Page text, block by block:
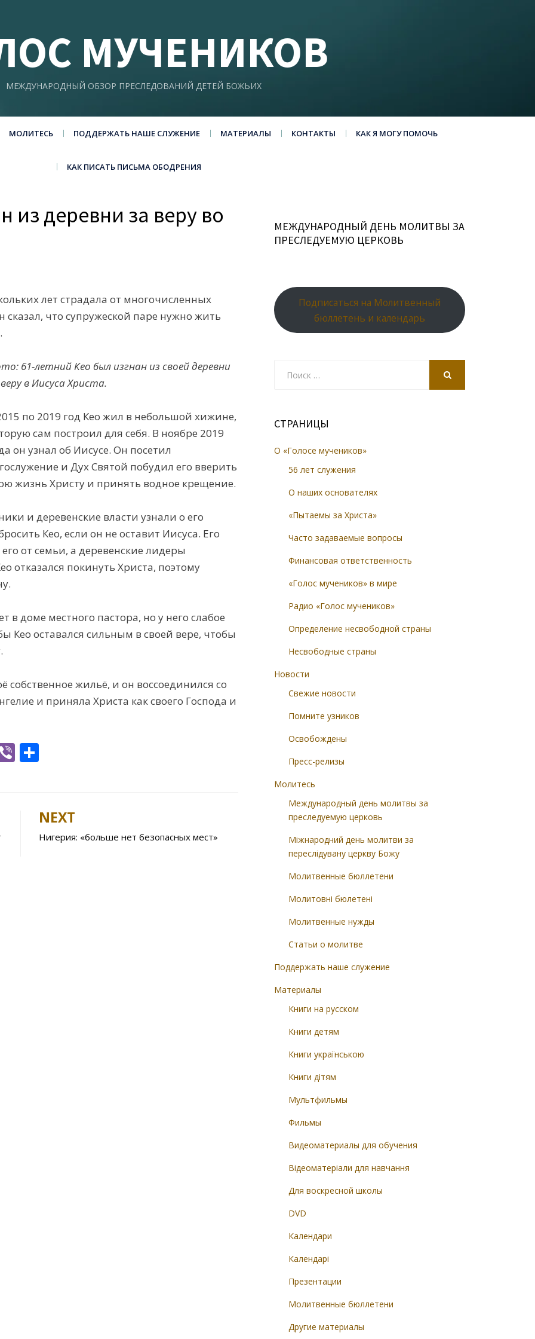
МУЧЕНИКОВ
МЕЖДУНАРОДНЫЙ ОБЗОР ПРЕСЛЕДОВАНИЙ ДЕТЕЙ БОЖЬИХ
МОЛИТЕСЬ ПОДДЕРЖАТЬ НАШЕ СЛУЖЕНИЕ МАТЕРИАЛЫ КОНТАКТЫ КАК Я МОГУ ПОМОЧЬ
КАК ПИСАТЬ ПИСЬМА ОБОДРЕНИЯ
из деревни за веру во
лет страдала от многочисленных
что супружеской паре нужно жить
61-летний Кео был изгнан из своей деревни
в Иисуса Христа.
по 2019 год Кео жил в небольшой хижине,
сам построил для себя. В ноябре 2019
он узнал об Иисусе. Он посетил
и Дух Святой побудил его вверить
жизнь Христу и принять водное крещение.
и деревенские власти узнали о его
Кео, если он не оставит Иисуса. Его
от семьи, а деревенские лидеры
отказался покинуть Христа, поэтому
доме местного пастора, но у него слабое
Кео оставался сильным в своей вере, чтобы
собственное жильё, и он воссоединился со
и приняла Христа как своего Господа и
Vi
e
NEXT
Нигерия: «больше нет безопасных мест»
МЕЖДУНАРОДНЫЙ ДЕНЬ МОЛИТВЫ ЗА
ПРЕСЛЕДУЕМУЮ ЦЕРКОВЬ
Подписаться на Молитвенный
бюллетень и календарь
СТРАНИЦЫ
О «Голосе мучеников»
56 лет служения
О наших основателях
«Пытаемы за Христа»
Часто задаваемые вопросы
Финансовая ответственность
«Голос мучеников» в мире
Радио «Голос мучеников»
Определение несвободной страны
Несвободные страны
Новости
Свежие новости
Помните узников
Освобождены
Пресс-релизы
Молитесь
Международный день молитвы за
преследуемую церковь
Міжнародний день молитви за
переслідувану церкву Божу
Молитвенные бюллетени
Молитовні бюлетені
Молитвенные нужды
Статьи о молитве
Поддержать наше служение
Материалы
Книги на русском
Книги детям
Книги українською
Книги дітям
Мультфильмы
Фильмы
Видеоматериалы для обучения
Відеоматеріали для навчання
Для воскресной школы
DVD
Календари
Календарі
Презентации
Молитвенные бюллетени
Другие материалы